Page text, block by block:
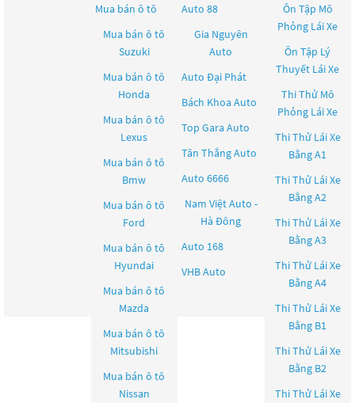
Mua bán ô tô
Mua bán ô tô
Suzuki
Mua bán ô tô
Honda
Mua bán ô tô
Lexus
Mua bán ô tô
Bmw
Mua bán ô tô
Ford
Mua bán ô tô
Hyundai
Mua bán ô tô
Mazda
Mua bán ô tô
Mitsubishi
Mua bán ô tô
Nissan
Auto 88
Gia Nguyên
Auto
Auto Đại Phát
Bách Khoa Auto
Top Gara Auto
Tân Thắng Auto
Auto 6666
Nam Việt Auto -
Hà Đông
Auto 168
VHB Auto
Ôn Tập Mô
Phỏng Lái Xe
Ôn Tập Lý
Thuyết Lái Xe
Thi Thử Mô
Phỏng Lái Xe
Thi Thử Lái Xe
Bằng A1
Thi Thử Lái Xe
Bằng A2
Thi Thử Lái Xe
Bằng A3
Thi Thử Lái Xe
Bằng A4
Thi Thử Lái Xe
Bằng B1
Thi Thử Lái Xe
Bằng B2
Thi Thử Lái Xe